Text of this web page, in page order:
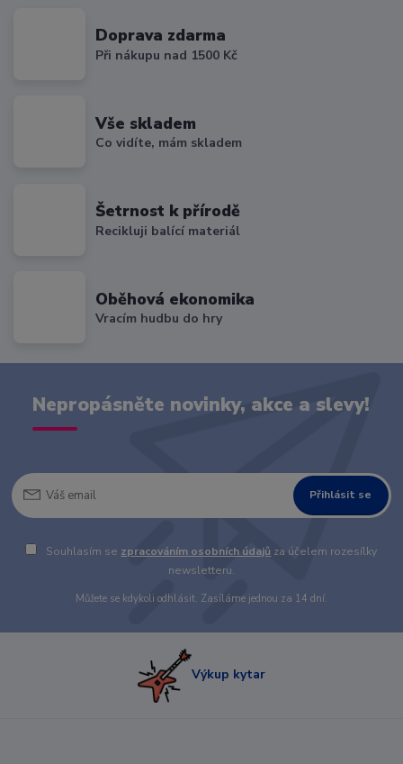
Doprava zdarma
Při nákupu nad 1500 Kč
Vše skladem
Co vidíte, mám skladem
Šetrnost k přírodě
Recikluji balící materiál
Oběhová ekonomika
Vracím hudbu do hry
Nepropásněte novinky, akce a slevy!
Přihlásit se
Souhlasím se zpracováním osobních údajů za účelem rozesílky
newsletteru.
Můžete se kdykoli odhlásit. Zasíláme jednou za 14 dní.
Výkup kytar